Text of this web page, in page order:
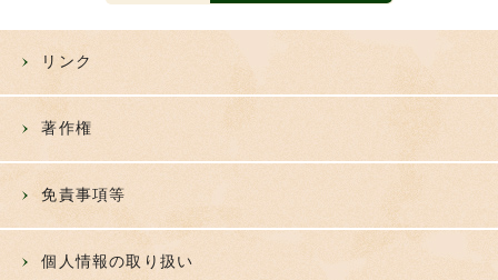
リンク
著作権
免責事項等
個人情報の取り扱い